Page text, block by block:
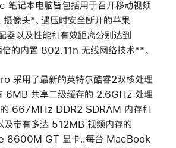
笔记本电脑皆包括用于召开移动视频
像头*、遇压时安全断开的苹果
以及性能和有效距离分别达到
的内置 802.11n 无线网络技术**。
采用了最新的英特尔酷睿2双核处理
6MB 共享二级缓存的 2.6GHz 处理
667MHz DDR2 SDRAM 内存和
带有多达 512MB 视频内存的
8600M GT 显卡。每台 MacBook